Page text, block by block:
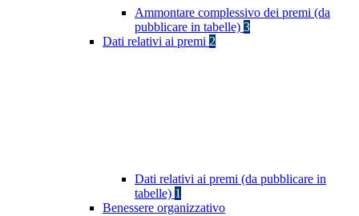
Ammontare complessivo dei premi (da
pubblicare in tabelle) 3
Dati relativi ai premi 2
Dati relativi ai premi (da pubblicare in
tabelle) 1
Benessere organizzativo